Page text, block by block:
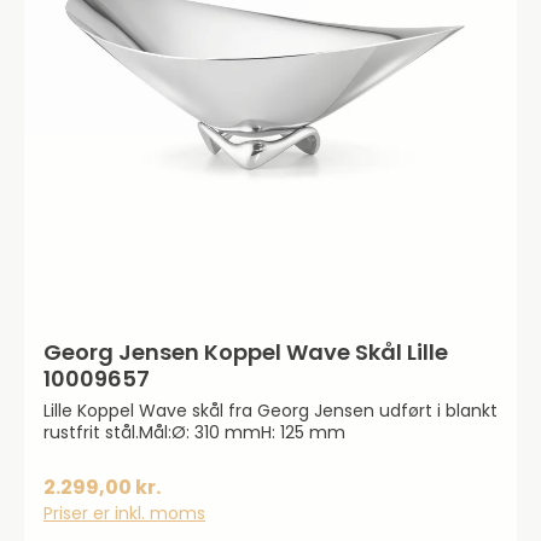
Georg Jensen Koppel Wave Skål Lille
10009657
Lille Koppel Wave skål fra Georg Jensen udført i blankt
rustfrit stål.Mål:Ø: 310 mmH: 125 mm
2.299,00 kr.
Priser er inkl. moms